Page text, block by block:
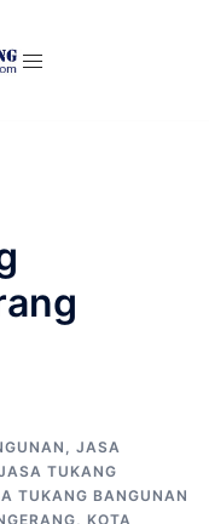
, JASA
TUKANG
TUKANG BANGUNAN
, KOTA